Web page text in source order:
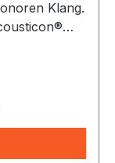
Klang.
und